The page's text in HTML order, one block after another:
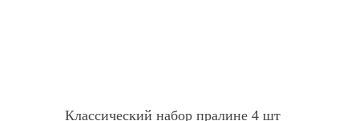
Классический набор пралине 4 шт